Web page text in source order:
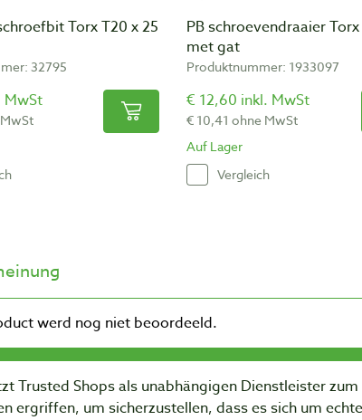
Torx T20 x 25
32795
MwSt
PB schroevendraaier
met gat
Produktnummer: 1933097
€ 12,60 inkl. MwSt
€ 10,41 ohne MwSt
Auf Lager
Vergleich
Trusted Shops als unabhängigen Dienstleister
ergriffen, um sicherzustellen, dass es sich um